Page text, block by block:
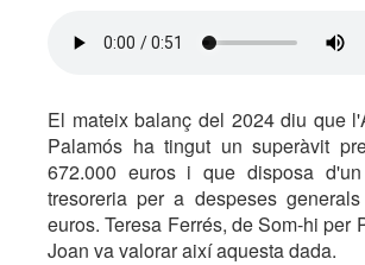
El mateix balanç del 2024 diu que
Palamós ha tingut un superàvit
672.000 euros i que disposa
tresoreria per a despeses
euros. Teresa Ferrés, de Som-hi per
Joan va valorar així aquesta dada.